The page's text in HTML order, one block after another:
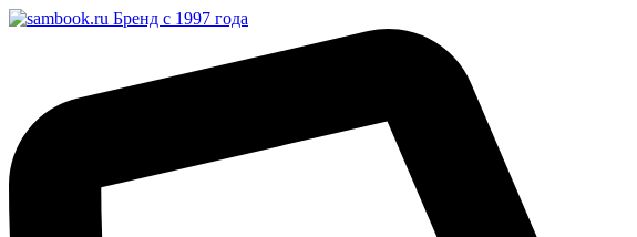
Бренд с 1997 года